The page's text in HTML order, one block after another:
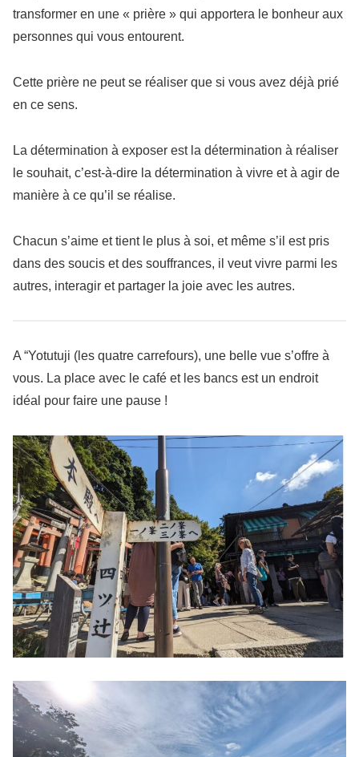
transformer en une « prière » qui apportera le bonheur aux
personnes qui vous entourent.
Cette prière ne peut se réaliser que si vous avez déjà prié
en ce sens.
La détermination à exposer est la détermination à réaliser
le souhait, c’est-à-dire la détermination à vivre et à agir de
manière à ce qu’il se réalise.
Chacun s’aime et tient le plus à soi, et même s’il est pris
dans des soucis et des souffrances, il veut vivre parmi les
autres, interagir et partager la joie avec les autres.
A “Yotutuji (les quatre carrefours), une belle vue s’offre à
vous. La place avec le café et les bancs est un endroit
idéal pour faire une pause !